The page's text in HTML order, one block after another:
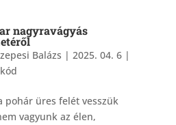
nagyravágyás
Balázs | 2025. 04. 6|
pohár üres felét vesszük
vagyunk az élen,